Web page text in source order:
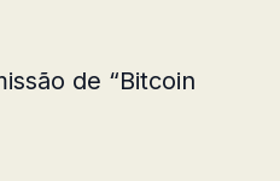
de “Bitcoin